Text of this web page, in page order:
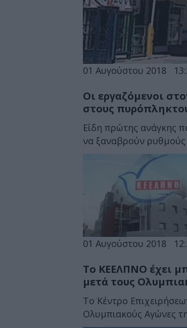
01 Αυγούστου 2018
Οι εργαζόμενοι
στους
Είδη πρώτης ανάγκης
να ξαναβρούν
01 Αυγούστου 2018
Το ΚΕΕΛΠΝΟ έχει
μετά τους
Το Κέντρο
Ολυμπιακούς Αγώνες